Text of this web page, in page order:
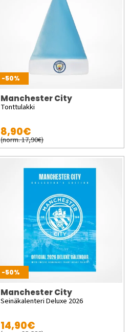
-50%
Manchester City
Tonttulakki
8,90€
(norm. 17,90€)
-50%
Manchester City
Seinäkalenteri Deluxe 2026
14,90€